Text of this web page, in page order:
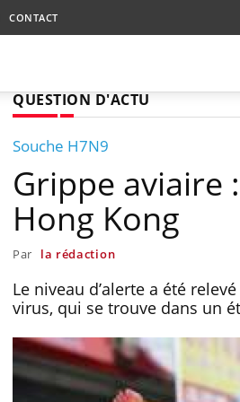
CONTACT
QUESTION D'ACTU
Souche H7N9
Grippe aviaire
Hong Kong
Par la rédaction
Le niveau d’alerte a été
virus, qui se trouve dans un